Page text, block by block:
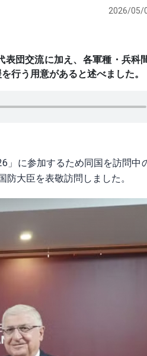
2026/05/
表団交流に加え、各軍種・兵科
行う用意があると述べました。
」に参加するため同国を訪問中
大臣を表敬訪問しました。